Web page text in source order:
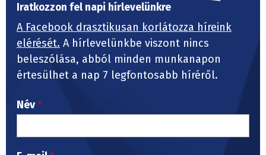
Iratkozzon fel napi hírlevelünkre
A Facebook drasztikusan korlátozza híreink
elérését. A hírlevelünkbe viszont nincs
beleszólása, abból minden munkanapon
értesülhet a nap 7 legfontosabb híréről.
Név